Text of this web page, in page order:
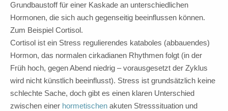
Grundbaustoff für einer Kaskade an unterschiedlichen
Hormonen, die sich auch gegenseitig beeinflussen können.
Zum Beispiel Cortisol.
Cortisol ist ein Stress regulierendes kataboles (abbauendes)
Hormon, das normalen cirkadianen Rhythmen folgt (in der
Früh hoch, gegen Abend niedrig – vorausgesetzt der Zyklus
wird nicht künstlich beeinflusst). Stress ist grundsätzlich keine
schlechte Sache, doch gibt es einen klaren Unterschied
zwischen einer hormetischen akuten Stresssituation und